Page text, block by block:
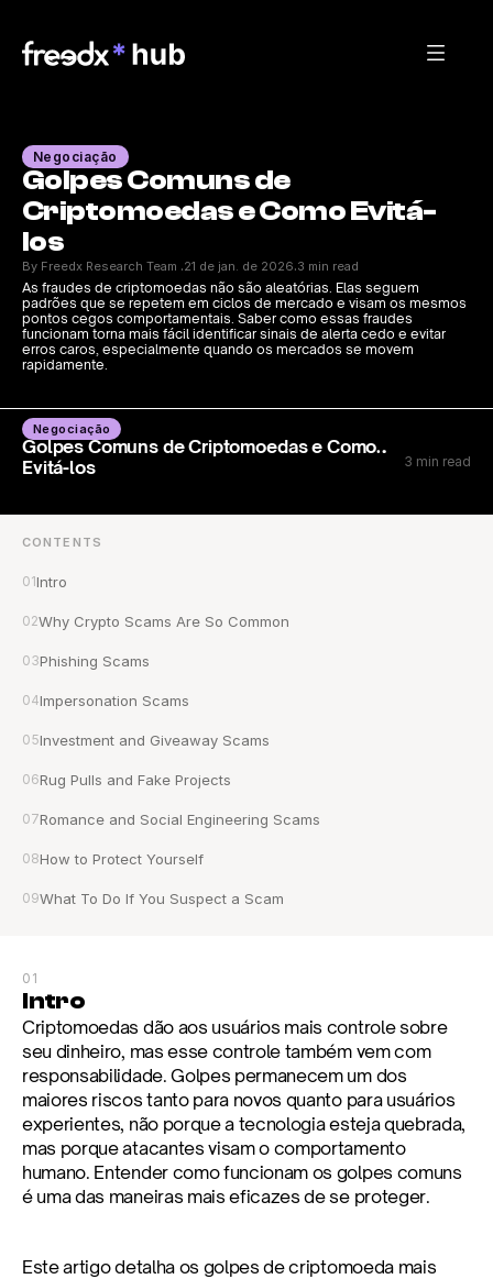
Negociação
Golpes Comuns de
Criptomoedas e Como Evitá-
los
By Freedx Research Team ·21 de jan. de 2026·3 min read
As fraudes de criptomoedas não são aleatórias. Elas seguem
padrões que se repetem em ciclos de mercado e visam os mesmos
pontos cegos comportamentais. Saber como essas fraudes
funcionam torna mais fácil identificar sinais de alerta cedo e evitar
erros caros, especialmente quando os mercados se movem
rapidamente.
Negociação
Golpes Comuns de Criptomoedas e Como
Evitá-los
3 min read
CONTENTS
01Intro
02Why Crypto Scams Are So Common
03Phishing Scams
04Impersonation Scams
05Investment and Giveaway Scams
06Rug Pulls and Fake Projects
07Romance and Social Engineering Scams
08How to Protect Yourself
09What To Do If You Suspect a Scam
01
Intro
Criptomoedas dão aos usuários mais controle sobre
seu dinheiro, mas esse controle também vem com
responsabilidade. Golpes permanecem um dos
maiores riscos tanto para novos quanto para usuários
experientes, não porque a tecnologia esteja quebrada,
mas porque atacantes visam o comportamento
humano. Entender como funcionam os golpes comuns
é uma das maneiras mais eficazes de se proteger.
Este artigo detalha os golpes de criptomoeda mais